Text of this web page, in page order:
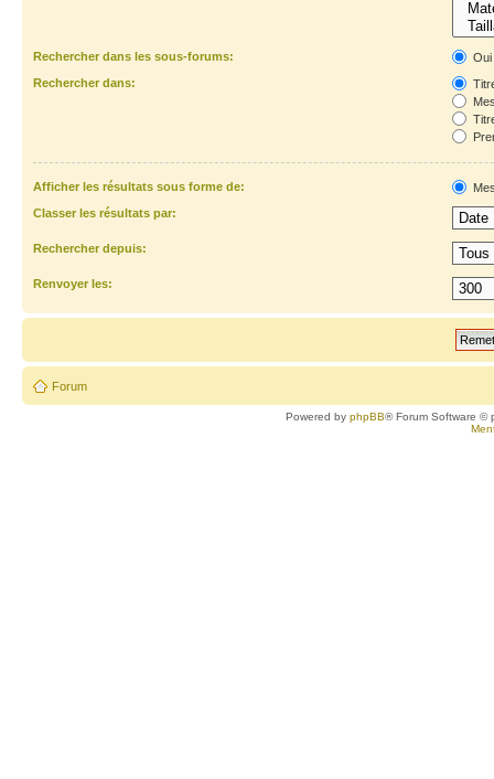
Rechercher dans les sous-forums:
Oui
Rechercher dans:
Afficher les résultats sous forme de:
Classer les résultats par:
Rechercher depuis:
Renvoyer les:
Forum
Powered byphpBB® Forum Software ©